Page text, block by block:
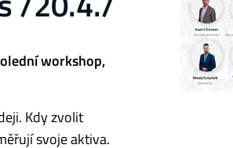
workshop,
Kdy zvolit
svoje aktiva.